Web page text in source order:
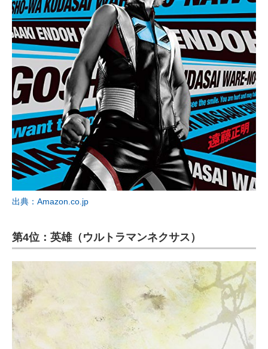
出典：Amazon.co.jp
第4位：英雄（ウルトラマンネクサス）